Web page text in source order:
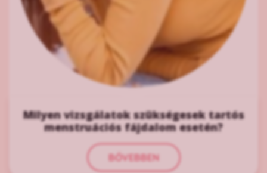
Milyen vizsgálatok szükségesek tartós
menstruációs fájdalom esetén?
BŐVEBBEN